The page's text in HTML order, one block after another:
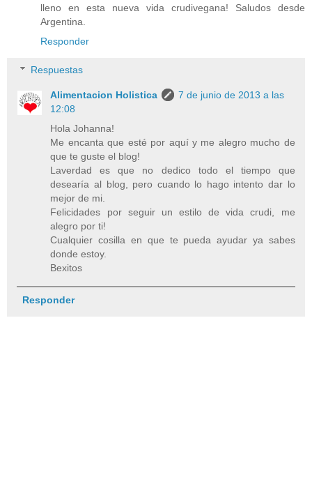
lleno en esta nueva vida crudivegana! Saludos desde
Argentina.
Responder
Respuestas
Alimentacion Holistica
7 de junio de 2013 a las
12:08
Hola Johanna!
Me encanta que esté por aquí y me alegro mucho de
que te guste el blog!
Laverdad es que no dedico todo el tiempo que
desearía al blog, pero cuando lo hago intento dar lo
mejor de mi.
Felicidades por seguir un estilo de vida crudi, me
alegro por ti!
Cualquier cosilla en que te pueda ayudar ya sabes
donde estoy.
Bexitos
Responder